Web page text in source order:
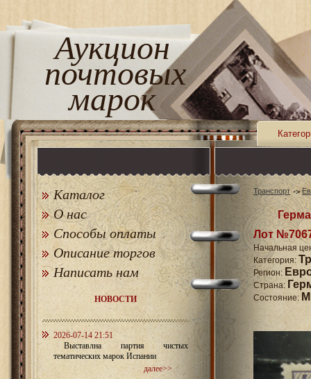
Аукцион
почтовых
марок
Каталог
О нас
Способы оплаты
Описание торгов
Написать нам
НОВОСТИ
2026-07-14 21:51
Выставлна партия чистых
тематических марок Испании
далее>>
Транспорт
Лот
Начальная
Категория:
Регион:
Страна:
Состояние: